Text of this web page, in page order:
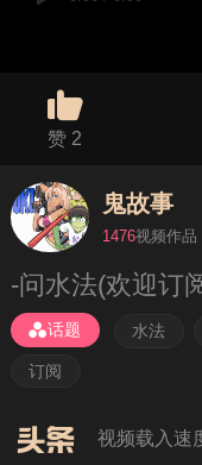
赞 2
鬼故事
1476视频作品
-问水法(欢迎订
话题 水法
订阅
理性观看、
员后台提交
视频载入速